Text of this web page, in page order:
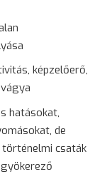
képzelőerő,
hatásokat,
de
csaták